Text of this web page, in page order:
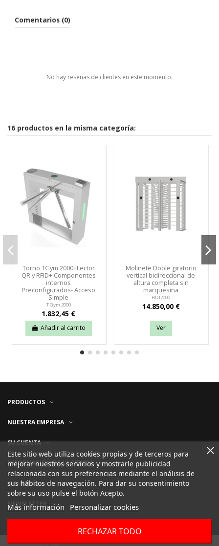
Comentarios (0)
No hay reseñas de clientes en este momento.
16 productos en la misma categoría:
Torno TGym 2000+Lector
QR y RFID+ Componentes
internos
Preconfigurados- Acceso
Simple
T Gym 2000
1.832,45 €
Añadir al carrito
Molinete Doble giratorio
vertical bidireccional de
altura completa sin
marquesina
HDI2000
14.850,00 €
Ver
PRODUCTOS
NUESTRA EMPRESA
SU CUENTA
INFORMACIÓN DE LA TIENDA
Este sitio web utiliza cookies propias y de terceros para
mejorar nuestros servicios y mostrarle publicidad
relacionada con sus preferencias mediante el análisis de
sus hábitos de navegación. Para dar su consentimiento
sobre su uso pulse el botón Acepto.
Más información Personalizar cookies
RECHAZAR TODO
SÍGUENOS
NEWSLETTER